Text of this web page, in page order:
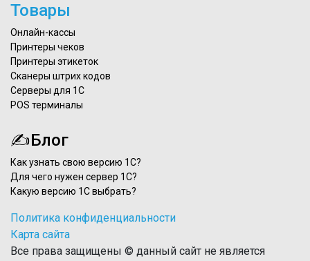
Товары
Онлайн-кассы
Принтеры чеков
Принтеры этикеток
Сканеры штрих кодов
Серверы для 1С
POS терминалы
✍Блог
Как узнать свою версию 1С?
Для чего нужен сервер 1С?
Какую версию 1С выбрать?
Политика конфиденциальности
Карта сайта
Все права защищены © данный сайт не является